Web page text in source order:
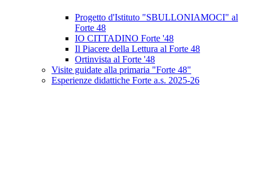
Progetto d'Istituto "SBULLONIAMOCI" al
Forte 48
IO CITTADINO Forte '48
Il Piacere della Lettura al Forte 48
Ortinvista al Forte '48
Visite guidate alla primaria "Forte 48"
Esperienze didattiche Forte a.s. 2025-26